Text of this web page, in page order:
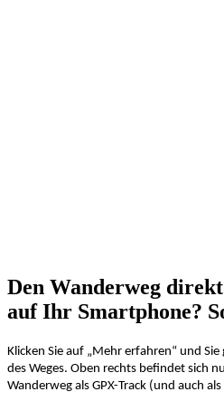
Den Wanderweg
auf Ihr Smartphone?
Klicken Sie auf „Mehr erfahren“ und
des Weges. Oben rechts befindet sich
Wanderweg als GPX-Track (und auch